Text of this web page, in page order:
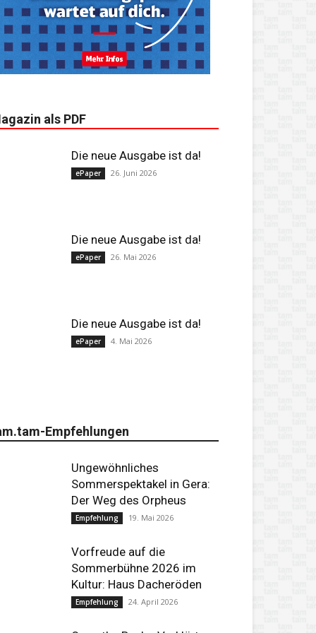
als PDF
Die neue Ausgabe ist da!
ePaper 26. Juni 2026
Die neue Ausgabe ist da!
ePaper 26. Mai 2026
Die neue Ausgabe ist da!
ePaper 4. Mai 2026
Empfehlungen
Ungewöhnliches
Sommerspektakel in Gera:
Der Weg des Orpheus
Empfehlung 19. Mai 2026
Vorfreude auf die
Sommerbühne 2026 im
Kultur: Haus Dacheröden
Empfehlung 24. April 2026